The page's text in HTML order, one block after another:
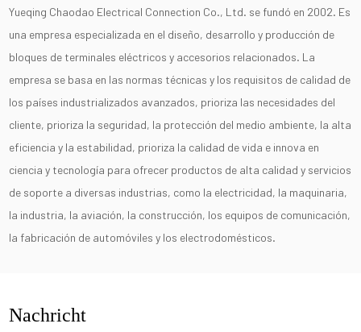
Yueqing Chaodao Electrical Connection Co., Ltd. se fundó en 2002. Es
una empresa especializada en el diseño, desarrollo y producción de
bloques de terminales eléctricos y accesorios relacionados. La
empresa se basa en las normas técnicas y los requisitos de calidad de
los países industrializados avanzados, prioriza las necesidades del
cliente, prioriza la seguridad, la protección del medio ambiente, la alta
eficiencia y la estabilidad, prioriza la calidad de vida e innova en
ciencia y tecnología para ofrecer productos de alta calidad y servicios
de soporte a diversas industrias, como la electricidad, la maquinaria,
la industria, la aviación, la construcción, los equipos de comunicación,
la fabricación de automóviles y los electrodomésticos.
Nachricht